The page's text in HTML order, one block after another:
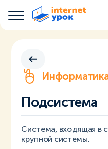
Подсистема
Система, входящая в
крупной системы.